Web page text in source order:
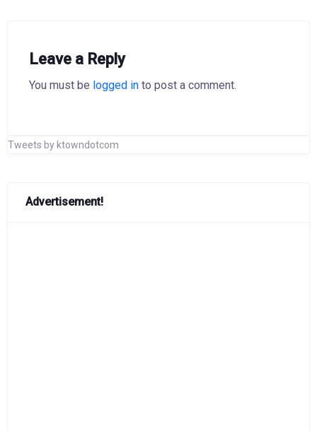
Leave a Reply
You must be logged in to post a comment.
Tweets by ktowndotcom
Advertisement!